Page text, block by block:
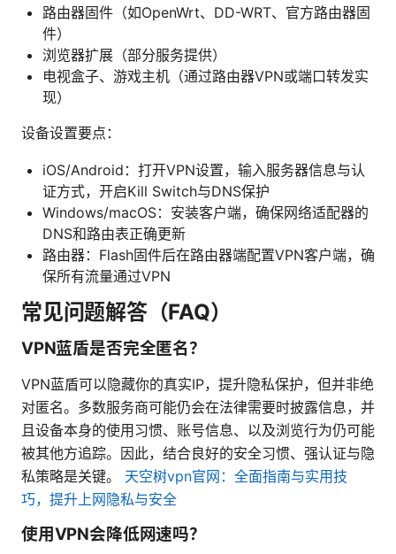
路由器固件（如OpenWrt、DD-WRT、官方路由器固
件）
浏览器扩展（部分服务提供）
电视盒子、游戏主机（通过路由器VPN或端口转发实
现）
设备设置要点：
iOS/Android：打开VPN设置，输入服务器信息与认
证方式，开启Kill Switch与DNS保护
Windows/macOS：安装客户端，确保网络适配器的
DNS和路由表正确更新
路由器：Flash固件后在路由器端配置VPN客户端，确
保所有流量通过VPN
常见问题解答（FAQ）
VPN蓝盾是否完全匿名？
VPN蓝盾可以隐藏你的真实IP，提升隐私保护，但并非绝
对匿名。多数服务商可能仍会在法律需要时披露信息，并
且设备本身的使用习惯、账号信息、以及浏览行为仍可能
被其他方追踪。因此，结合良好的安全习惯、强认证与隐
私策略是关键。 天空树vpn官网：全面指南与实用技
巧，提升上网隐私与安全
使用VPN会降低网速吗？